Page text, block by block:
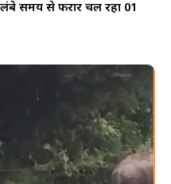
लंबे समय से फरार चल रहा 01